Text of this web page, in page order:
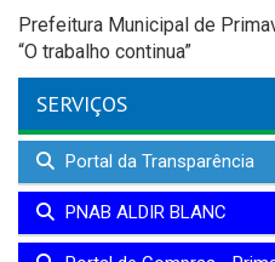
Prefeitura Municipal de
“O trabalho continua”
SERVIÇOS
Portal da Transparência
PNAB ALDIR BLANC